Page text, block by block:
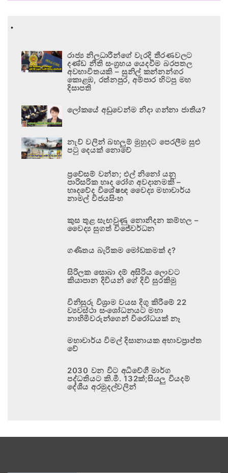
.
රාජ්‍ය නිලධාරීන්ගේ වැරදි තීරණවලට
දණ්ඩ නීති සංග්‍රහය යෙදවීම බරපතල
අවභාවිතයකි – සුනිල් කන්නන්ගර
කොළඹ, රත්නපුර, අම්පාර හිටපු මහ
දිසාපති
ලෝකයේ අඩුවෙන්ම නිදා ගන්නා ජාතිය?
නැව් වලින් බහලුම් මුහුදට පෙරලීම සුළු
පටු දෙයක් නොවේ
ප්‍රවේසම් වන්න; එල් නිනෝ යනු
පාරිසරික හෘද රෝග අවදානමකි –
හෘදවේද විශේෂඥ වෛද්‍ය මහාචාර්ය
නාමල් විජයසිංහ
කුස තුළ සැඟවුණු නොනිදන කම්හල –
වෛද්‍ය සුගත් විජේවර්ධන
ගණිතය බැරිකම මෝඩකමක් ද?
සිරිලක සොබා දම් අසිරිය ලොවට
කියාපාන දිවියන් ගේ දිවි සුරකිමු
විනිසුරු විශ්‍රාම වයස දිගු කිරීමේ 22
ව්‍යවස්ථා සංශෝධනයට මහා
නාහිමිවරුන්ගෙන් විරෝධයක් නෑ
මහාචාර්ය විමල් දිසානායක අභාවප්‍රාප්ත
වේ
2030 වන විට අධිවේගී මාර්ග
පද්ධතියට කි.මී. 132ක්;සියලු වියදම්
දේශීය අරමුදල්වලින්